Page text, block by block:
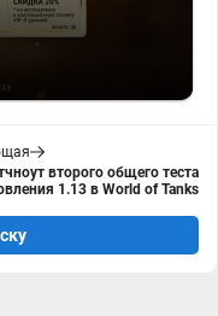
второго общего теста
1.13 в World of Tanks